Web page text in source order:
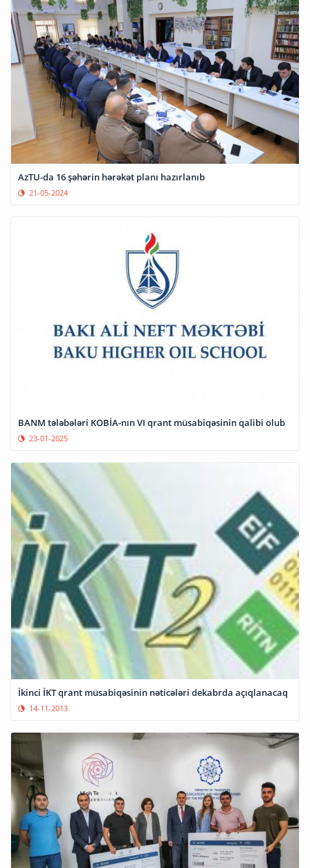
AzTU-da 16 şəhərin hərəkət planı hazırlanıb
21-05-2024
BANM tələbələri KOBİA-nın VI qrant müsabiqəsinin qalibi olub
23-01-2025
İkinci İKT qrant müsabiqəsinin nəticələri dekabrda açıqlanacaq
14-11-2013